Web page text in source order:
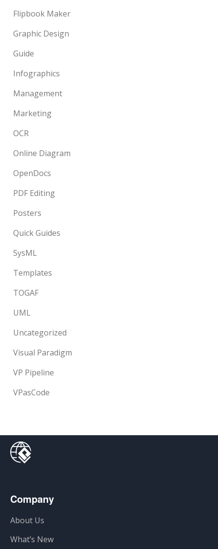
Flipbook Maker
Graphic Design
Guide
Infographics
Management
Marketing
OCR
Online Diagram
OpenDocs
PDF Editing
Posters
Quick Guides
SysML
Templates
TOGAF
UML
Uncategorized
Visual Paradigm
VP Pipeline
VPasCode
Company
About Us
What’s New